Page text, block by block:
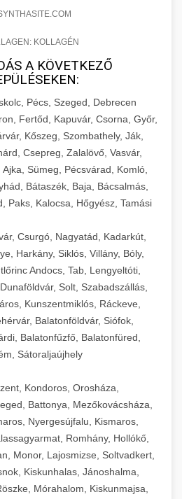
KOLLAGÉN
A KÖVETKEZŐ
Pécs, Szeged, Debrecen
Fertőd, Kapuvár, Csorna, Győr,
Kőszeg, Szombathely, Ják,
Csepreg, Zalalövő, Vasvár,
Sümeg, Pécsvárad, Komló,
Bátaszék, Baja, Bácsalmás,
Paks, Kalocsa, Hőgyész, Tamási
Csurgó, Nagyatád, Kadarkút,
Harkány, Siklós, Villány, Bóly,
Andocs, Tab, Lengyeltóti,
Solt, Szabadszállás,
Kunszentmiklós, Ráckeve,
Balatonföldvár, Siófok,
Balatonfűzfő, Balatonfüred,
Sátoraljaújhely
Kondoros, Orosháza,
Battonya, Mezőkovácsháza,
Nyergesújfalu, Kismaros,
Romhány, Hollókő,
Monor, Lajosmizse, Soltvadkert,
Kiskunhalas, Jánoshalma,
Mórahalom, Kiskunmajsa,